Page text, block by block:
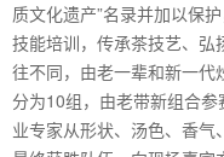
质文化遗产”名录并加以保
技能培训，传承茶技艺、弘
往不同，由老一辈和新一代
分为10组，由老带新组合
业专家从形状、汤色、香